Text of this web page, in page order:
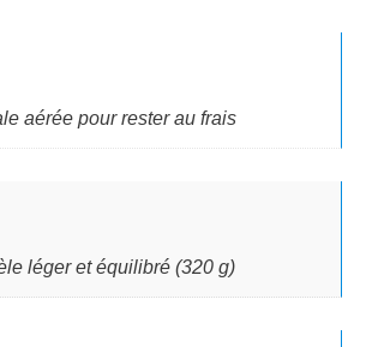
aérée pour rester au frais
léger et équilibré (320 g)